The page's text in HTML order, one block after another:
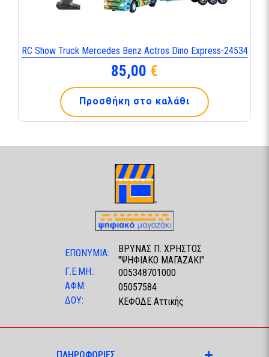
RC Show Truck Mercedes Benz Actros Dino Express-24534
85,00 €
Προσθήκη στο καλάθι
ΕΠΩΝΥΜΙΑ:
ΒΡΥΝΑΣ Π. ΧΡΗΣΤΟΣ
"ΨΗΦΙΑΚΟ ΜΑΓΑΖΑΚΙ"
Γ.Ε.ΜΗ.:
005348701000
ΑΦΜ:
05057584
ΔΟΥ:
ΚΕΦΟΔΕ Αττικής
ΠΛΗΡΟΦΟΡΙΕΣ